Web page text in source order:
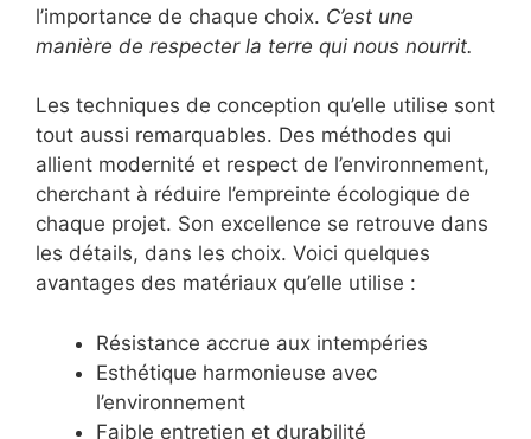
l’importance de chaque choix. C’est une
manière de respecter la terre qui nous nourrit.
Les techniques de conception qu’elle utilise sont
tout aussi remarquables. Des méthodes qui
allient modernité et respect de l’environnement,
cherchant à réduire l’empreinte écologique de
chaque projet. Son excellence se retrouve dans
les détails, dans les choix. Voici quelques
avantages des matériaux qu’elle utilise :
Résistance accrue aux intempéries
Esthétique harmonieuse avec
l’environnement
Faible entretien et durabilité